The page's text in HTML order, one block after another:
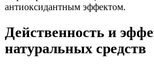
антиоксидантным эффектом.
Действенность и
натуральных средств